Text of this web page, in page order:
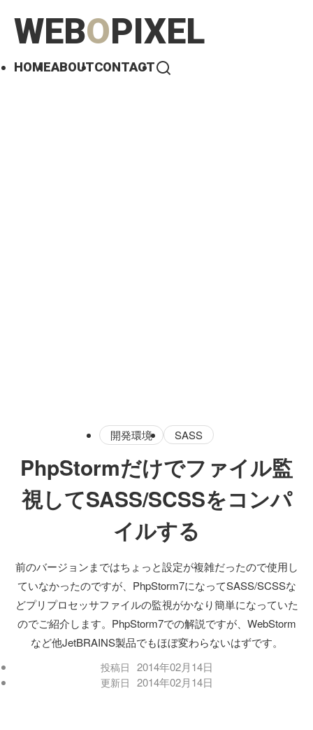
WEBOPIXEL
HOMEABOUTCONTACT
開発環境 SASS
PhpStormだけでファイル監
視してSASS/SCSSをコンパ
イルする
前のバージョンまではちょっと設定が複雑だったので使用し
ていなかったのですが、PhpStorm7になってSASS/SCSSな
どプリプロセッサファイルの監視がかなり簡単になっていた
のでご紹介します。PhpStorm7での解説ですが、WebStorm
など他JetBRAINS製品でもほぼ変わらないはずです。
投稿日 2014年02月14日
更新日 2014年02月14日